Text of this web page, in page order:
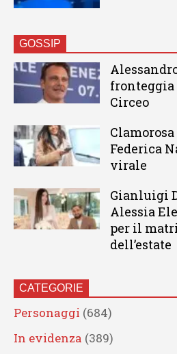
GOSSIP
fronteggia
Circeo
Federica
virale
Gianluigi
Alessia
per il
dell’estate
CATEGORIE
Personaggi (684)
In evidenza (389)